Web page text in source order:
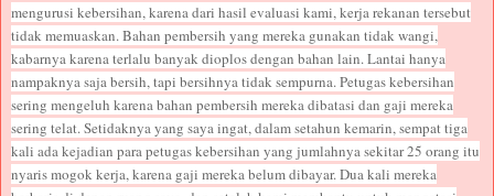
mengurusi kebersihan, karena dari hasil evaluasi kami, kerja rekanan tersebut
tidak memuaskan. Bahan pembersih yang mereka gunakan tidak wangi,
kabarnya karena terlalu banyak dioplos dengan bahan lain. Lantai hanya
nampaknya saja bersih, tapi bersihnya tidak sempurna. Petugas kebersihan
sering mengeluh karena bahan pembersih mereka dibatasi dan gaji mereka
sering telat. Setidaknya yang saya ingat, dalam setahun kemarin, sempat tiga
kali ada kejadian para petugas kebersihan yang jumlahnya sekitar 25 orang itu
nyaris mogok kerja, karena gaji mereka belum dibayar. Dua kali mereka